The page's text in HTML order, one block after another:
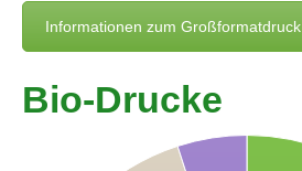
Informationen zum Großformatdruck
Bio-Drucke